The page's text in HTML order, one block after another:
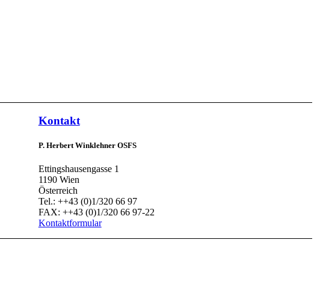
Kontakt
P. Herbert Winklehner OSFS
Ettingshausengasse 1
1190 Wien
Österreich
Tel.: ++43 (0)1/320 66 97
FAX: ++43 (0)1/320 66 97-22
Kontaktformular